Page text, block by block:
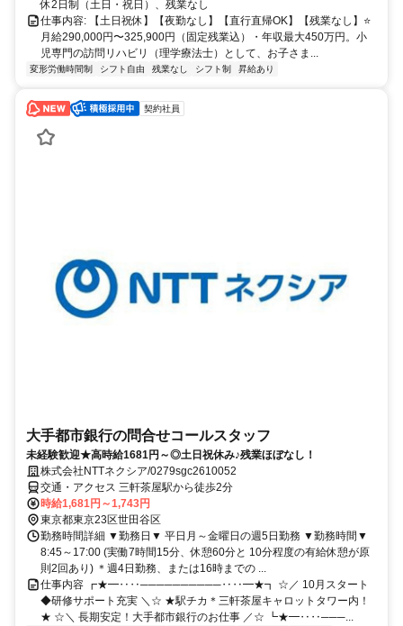
休2日制（土日・祝日）、残業なし
仕事内容: 【土日祝休】【夜勤なし】【直行直帰OK】【残業なし】⭐️
月給290,000円〜325,900円（固定残業込）・年収最大450万円。小
児専門の訪問リハビリ（理学療法士）として、お子さま...
変形労働時間制 シフト自由 残業なし シフト制 昇給あり
契約社員
大手都市銀行の問合せコールスタッフ
未経験歓迎★高時給1681円～◎土日祝休み♪残業ほぼなし！
株式会社NTTネクシア/0279sgc2610052
交通・アクセス 三軒茶屋駅から徒歩2分
時給1,681円～1,743円
東京都東京23区世田谷区
勤務時間詳細 ▼勤務日▼ 平日月～金曜日の週5日勤務 ▼勤務時間▼
8:45～17:00 (実働7時間15分、休憩60分と 10分程度の有給休憩が原
則2回あり) ＊週4日勤務、または16時までの ...
仕事内容 ┏★━‥‥──────────‥‥━★┓ ☆／ 10月スタート
◆研修サポート充実 ＼☆ ★駅チカ＊三軒茶屋キャロットタワー内！
★ ☆＼ 長期安定！大手都市銀行のお仕事 ／☆ ┗★━‥‥───...